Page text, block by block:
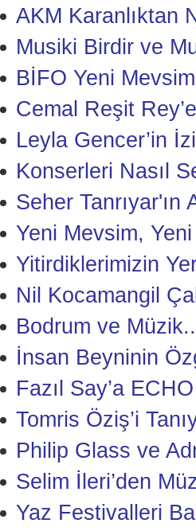
AKM Karanlıktan
Musiki Birdir ve
BİFO Yeni
Cemal Reşit
Leyla Gencer’in
Konserleri Nasıl
Seher Tanrıyar'ın
Yeni Mevsim,
Yitirdiklerimizin
Nil Kocamangil
Bodrum ve
İnsan Beyninin
Fazıl Say’a
Tomris Öziş’i
Philip Glass ve
Selim İleri’den
Yaz Festivalleri